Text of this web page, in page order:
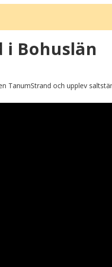
i Bohuslän
TanumStrand och upplev